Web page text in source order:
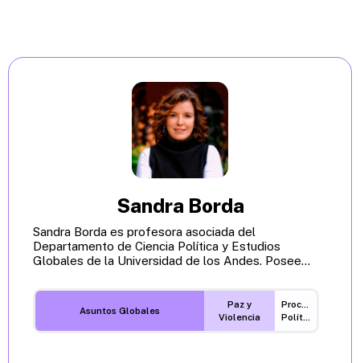
Sandra Borda
Sandra Borda es profesora asociada del
Departamento de Ciencia Política y Estudios
Globales de la Universidad de los Andes. Posee...
Asuntos Globales
Paz y
Violencia
Procesos
Políticos